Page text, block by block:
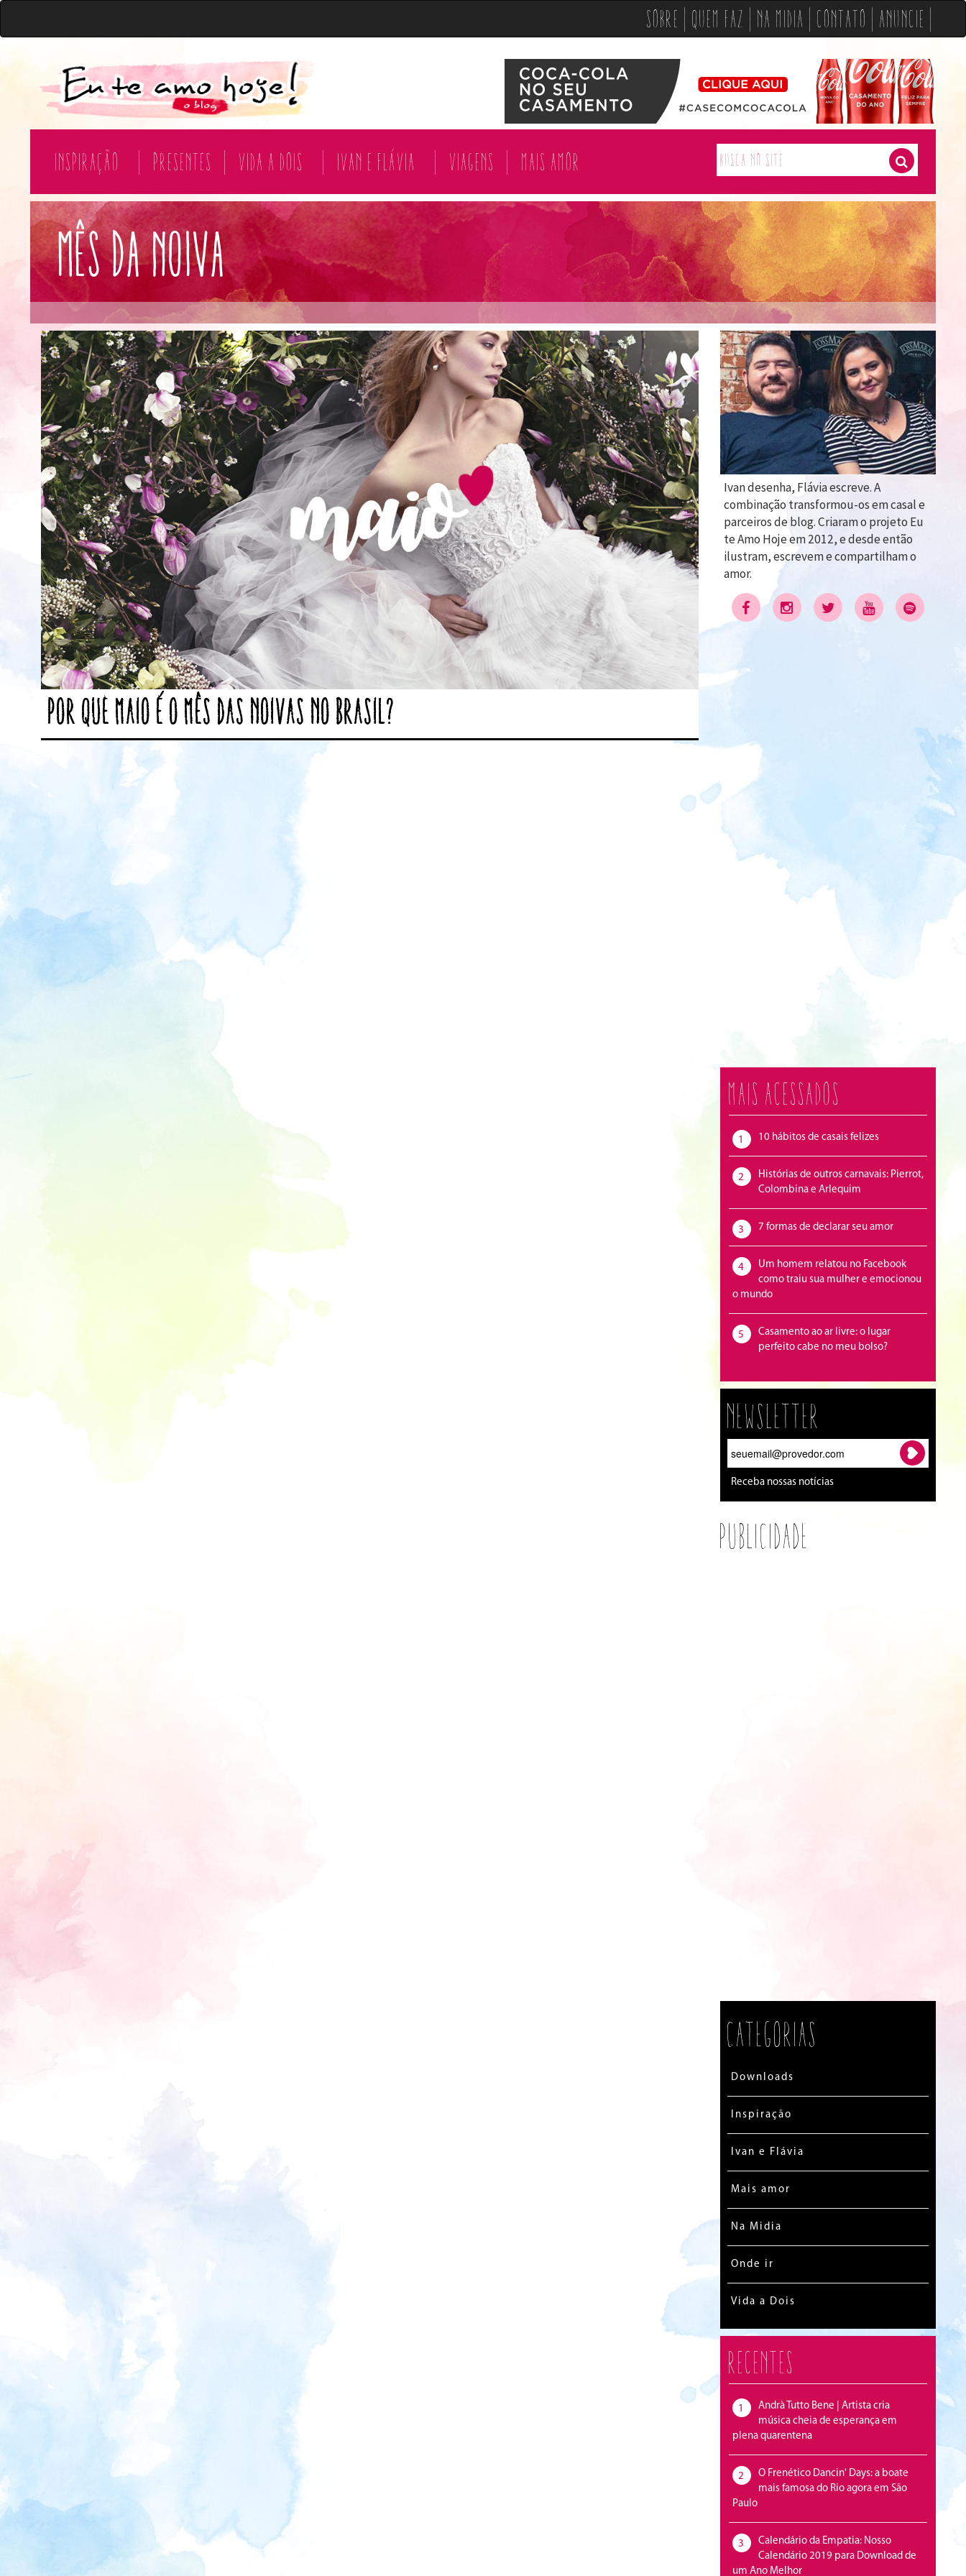
Sobre Quem Faz Na Midia Contato Anuncie
Inspiração | Presentes | Vida a Dois | Ivan e Flávia | Viagens | Mais amor
mês da noiva
Por que maio é o mês das noivas no Brasil?
Ivan desenha, Flávia escreve. A
combinação transformou-os em casal e
parceiros de blog. Criaram o projeto Eu
te Amo Hoje em 2012, e desde então
ilustram, escrevem e compartilham o
amor.
Mais acessados
1 10 hábitos de casais felizes
2
Histórias de outros carnavais: Pierrot,
Colombina e Arlequim
3 7 formas de declarar seu amor
4
Um homem relatou no Facebook
como traiu sua mulher e emocionou
o mundo
5
Casamento ao ar livre: o lugar
perfeito cabe no meu bolso?
Newsletter
Receba nossas notícias
Publicidade
Categorias
Downloads
Inspiração
Ivan e Flávia
Mais amor
Na Midia
Onde ir
Vida a Dois
Recentes
1
Andrà Tutto Bene | Artista cria
música cheia de esperança em
plena quarentena
2
O Frenético Dancin' Days: a boate
mais famosa do Rio agora em São
Paulo
3
Calendário da Empatia: Nosso
Calendário 2019 para Download de
um Ano Melhor